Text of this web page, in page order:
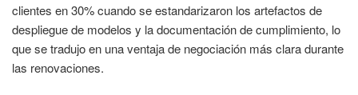
clientes en 30% cuando se estandarizaron los artefactos de
despliegue de modelos y la documentación de cumplimiento, lo
que se tradujo en una ventaja de negociación más clara durante
las renovaciones.